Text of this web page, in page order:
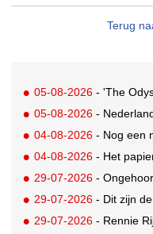
Terug
05-08-2026 - 'The
05-08-2026 - Nederlander
04-08-2026 - Nog een
04-08-2026 - Het papieren
29-07-2026 - Ongehoord
29-07-2026 - Dit zijn de
29-07-2026 - Rennie